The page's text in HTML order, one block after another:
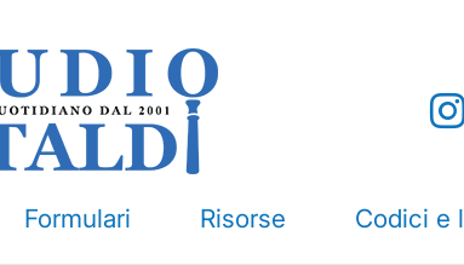
Formulari Risorse Codici e